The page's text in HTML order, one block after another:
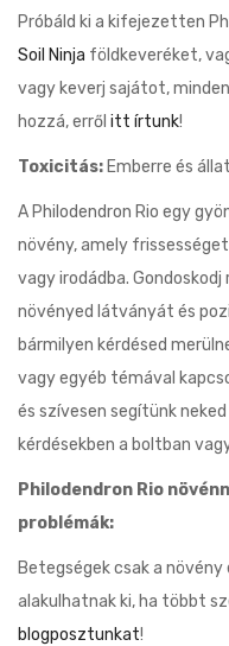
Próbáld ki a kifejezetten
Soil Ninja földkeveréket,
vagy keverj sajátot,
hozzá, erről itt írtunk!
Toxicitás: Emberre és
A Philodendron Rio egy
növény, amely
vagy irodádba.
növényed látványát és
bármilyen kérdésed
vagy egyéb témával
és szívesen segítünk
kérdésekben a boltban
Philodendron Rio
problémák:
Betegségek csak a
alakulhatnak ki, ha többt
blogposztunkat!